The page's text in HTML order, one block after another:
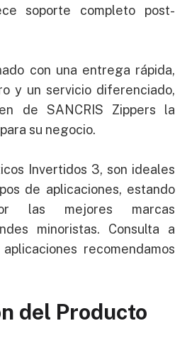
soporte completo post-
con una entrega rápida,
y un servicio diferenciado,
de SANCRIS Zippers la
su negocio.
Invertidos 3, son ideales
de aplicaciones, estando
las mejores marcas
minoristas. Consulta a
recomendamos
del Producto